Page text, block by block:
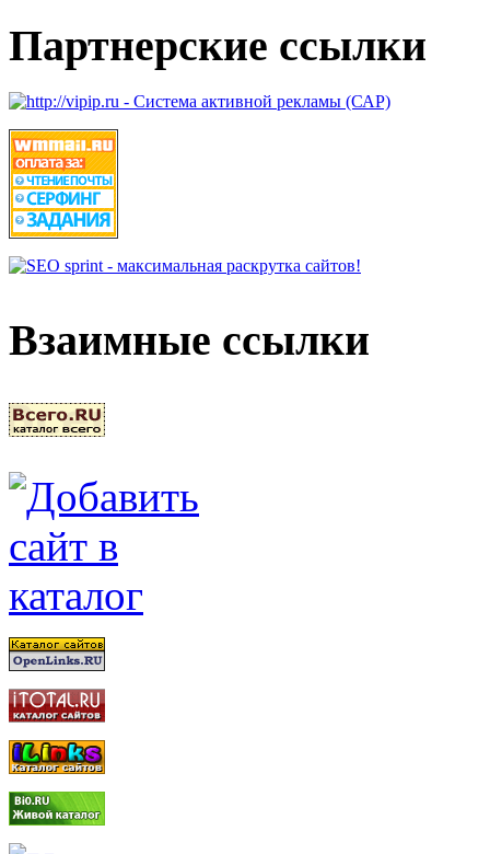
Партнерские ссылки
Взаимные ссылки